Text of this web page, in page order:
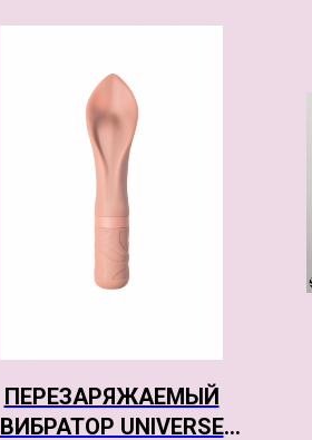
ПЕРЕЗАРЯЖАЕМЫЙ
ВИБРАТОР UNIVERSE